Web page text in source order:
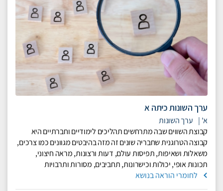
ערך השונות כיתה א
א' | ערך השונות
קבוצת השווים שבה מתרחשים תהליכים לימודיים וחברתיים היא
קבוצה הטרוגנית שחבריה שונים זה מזה בהיבטים מגוונים כמו צרכים,
משאלות ושאיפות, תפיסות עולם, דעות ורצונות, מראה חיצוני,
תכונות אופי, יכולות וכישרונות, תחביבים, מסורות ותרבויות
לחומרי הוראה בנושא